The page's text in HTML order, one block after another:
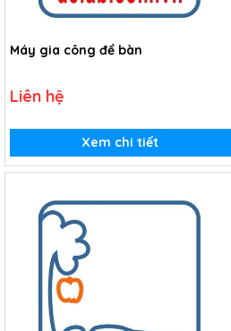
Máy gia công để bàn
Liên hệ
Xem chi tiết